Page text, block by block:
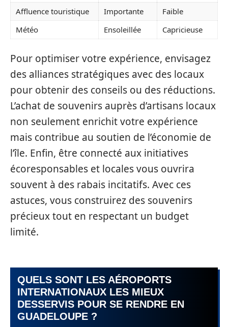
Affluence touristique
Importante
Faible
Météo
Ensoleillée Capricieuse
Pour optimiser votre expérience, envisagez
des alliances stratégiques avec des locaux
pour obtenir des conseils ou des réductions.
L’achat de souvenirs auprès d’artisans locaux
non seulement enrichit votre expérience
mais contribue au soutien de l’économie de
l’île. Enfin, être connecté aux initiatives
écoresponsables et locales vous ouvrira
souvent à des rabais incitatifs. Avec ces
astuces, vous construirez des souvenirs
précieux tout en respectant un budget
limité.
QUELS SONT LES AÉROPORTS
INTERNATIONAUX LES MIEUX
DESSERVIS POUR SE RENDRE EN
GUADELOUPE ?